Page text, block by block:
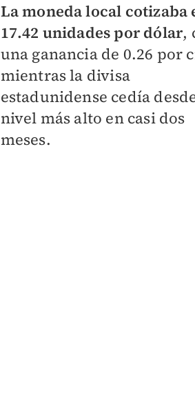
La moneda local cotizaba
17.42 unidades por dólar,
una ganancia de 0.26 por
mientras la divisa
estadunidense cedía
nivel más alto en casi dos
meses.